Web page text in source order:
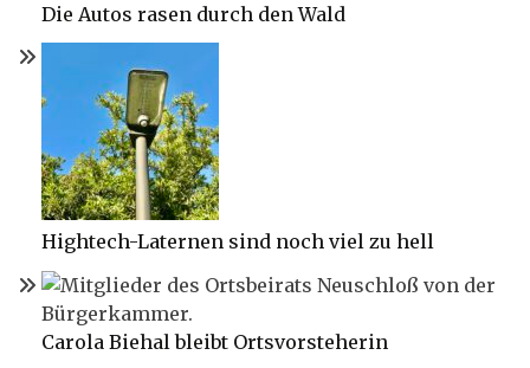
Die Autos rasen durch den Wald
Hightech-Laternen sind noch viel zu hell
Carola Biehal bleibt Ortsvorsteherin